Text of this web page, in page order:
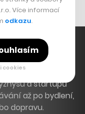
tématům, která
a startupů
až po bydlení,
dopravu.
Více informací
odkazu.
cookies